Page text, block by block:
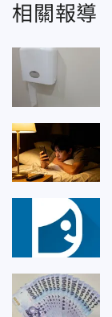
相關報導